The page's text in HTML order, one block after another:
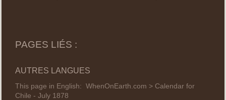
PAGES LIÉS :
AUTRES LANGUES
This page in English: WhenOnEarth.com > Calendar for
Chile - July 1878